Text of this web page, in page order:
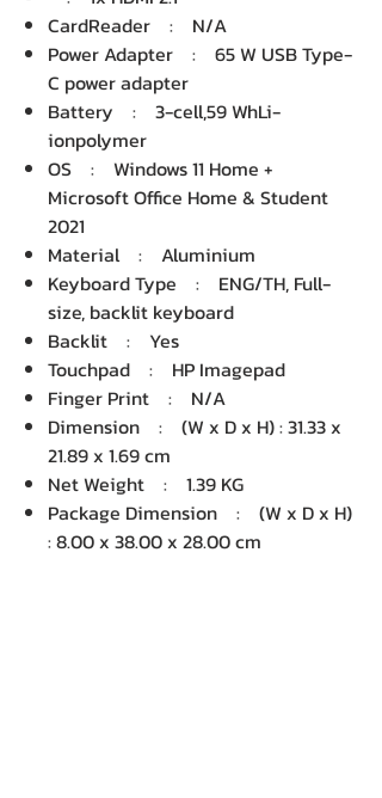
CardReader : N/A
Power Adapter : 65 W USB Type-
C power adapter
Battery : 3-cell,59 WhLi-
ionpolymer
OS : Windows 11 Home +
Microsoft Office Home & Student
2021
Material : Aluminium
Keyboard Type : ENG/TH, Full-
size, backlit keyboard
Backlit : Yes
Touchpad : HP Imagepad
Finger Print : N/A
Dimension : (W x D x H) : 31.33 x
21.89 x 1.69 cm
Net Weight : 1.39 KG
Package Dimension : (W x D x H)
: 8.00 x 38.00 x 28.00 cm